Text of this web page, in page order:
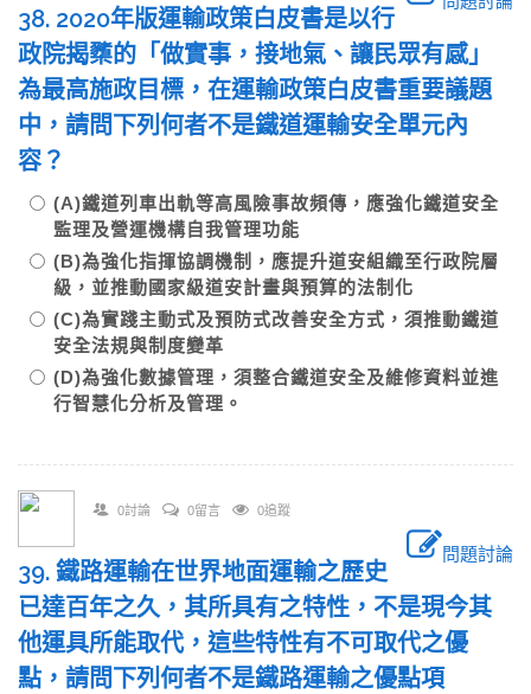
38. 2020年版運輸政策白皮書是以行
政院揭櫫的「做實事，接地氣、讓民眾有感」
為最高施政目標，在運輸政策白皮書重要議題
中，請問下列何者不是鐵道運輸安全單元內
容？
(A)鐵道列車出軌等高風險事故頻傳，應強化鐵道安全
監理及營運機構自我管理功能
(B)為強化指揮協調機制，應提升道安組織至行政院層
級，並推動國家級道安計畫與預算的法制化
(C)為實踐主動式及預防式改善安全方式，須推動鐵道
安全法規與制度變革
(D)為強化數據管理，須整合鐵道安全及維修資料並進
行智慧化分析及管理。
0討論 0留言 0追蹤
問題討論
39. 鐵路運輸在世界地面運輸之歷史
已達百年之久，其所具有之特性，不是現今其
他運具所能取代，這些特性有不可取代之優
點，請問下列何者不是鐵路運輸之優點項